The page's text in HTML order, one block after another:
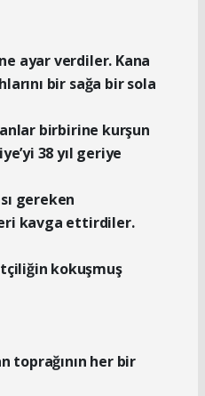
ayar verdiler. Kana
bir sağa bir sola
birbirine kurşun
38 yıl geriye
gereken
kavga ettirdiler.
kokuşmuş
toprağının her bir